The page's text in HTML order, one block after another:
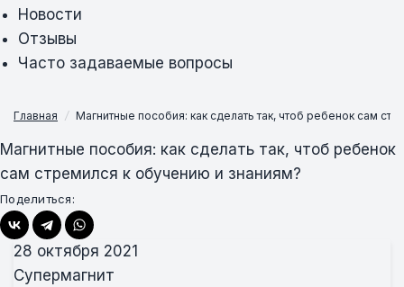
Новости
Отзывы
Часто задаваемые вопросы
Главная / Магнитные пособия: как сделать так, чтоб ребенок сам
Магнитные пособия: как сделать так, чтоб ребенок
сам стремился к обучению и знаниям?
Поделиться:
28 октября 2021
Супермагнит